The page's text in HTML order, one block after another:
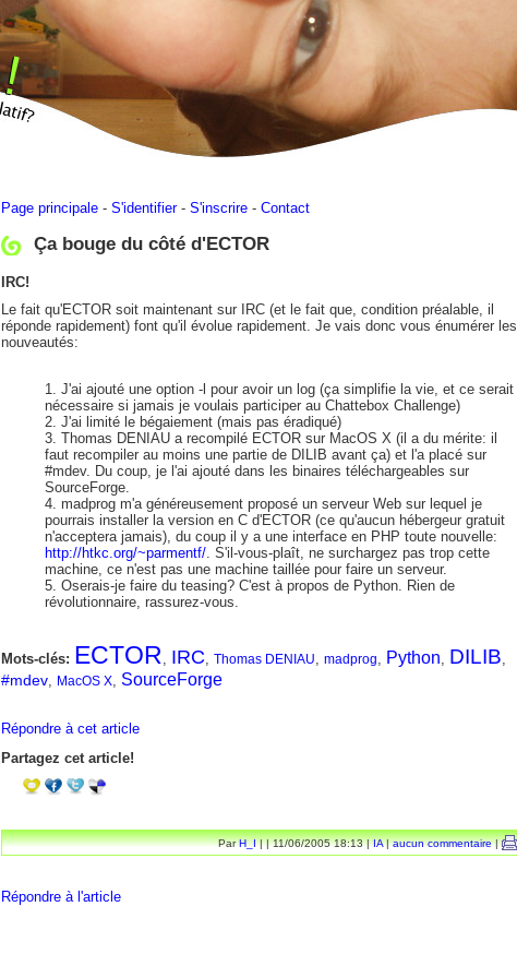
Page principale - S'identifier - S'inscrire - Contact
Ça bouge du côté d'ECTOR
IRC!
Le fait qu'ECTOR soit maintenant sur IRC (et le fait que, condition préalable, il
réponde rapidement) font qu'il évolue rapidement. Je vais donc vous énumérer les
nouveautés:
J'ai ajouté une option -l pour avoir un log (ça simplifie la vie, et ce serait
nécessaire si jamais je voulais participer au Chattebox Challenge)
J'ai limité le bégaiement (mais pas éradiqué)
Thomas DENIAU a recompilé ECTOR sur MacOS X (il a du mérite: il
faut recompiler au moins une partie de DILIB avant ça) et l'a placé sur
#mdev. Du coup, je l'ai ajouté dans les binaires téléchargeables sur
SourceForge.
madprog m'a généreusement proposé un serveur Web sur lequel je
pourrais installer la version en C d'ECTOR (ce qu'aucun hébergeur gratuit
n'acceptera jamais), du coup il y a une interface en PHP toute nouvelle:
http://htkc.org/~parmentf/. S'il-vous-plaît, ne surchargez pas trop cette
machine, ce n'est pas une machine taillée pour faire un serveur.
Oserais-je faire du teasing? C'est à propos de Python. Rien de
révolutionnaire, rassurez-vous.
Mots-clés: ECTOR IRC Thomas DENIAU madprog Python DILIB
#mdev MacOS X SourceForge
Répondre à cet article
Partagez cet article!
ParH_I| | 11/06/2005 18:13 |IA|aucun commentaire|
Répondre à l'article